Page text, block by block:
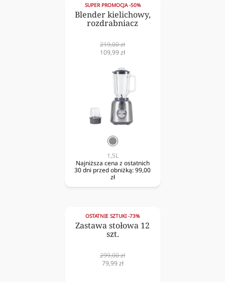
SUPER PROMOCJA -50%
Blender kielichowy,
rozdrabniacz
Cena
normalna
219,00 zł
Cena
109,99 zł
srebrny
1,5L
Najniższa cena z ostatnich
30 dni przed obniżką:99,00
zł
OSTATNIE SZTUKI -73%
Zastawa stołowa 12
szt.
Cena
normalna
299,00 zł
Cena
79,99 zł